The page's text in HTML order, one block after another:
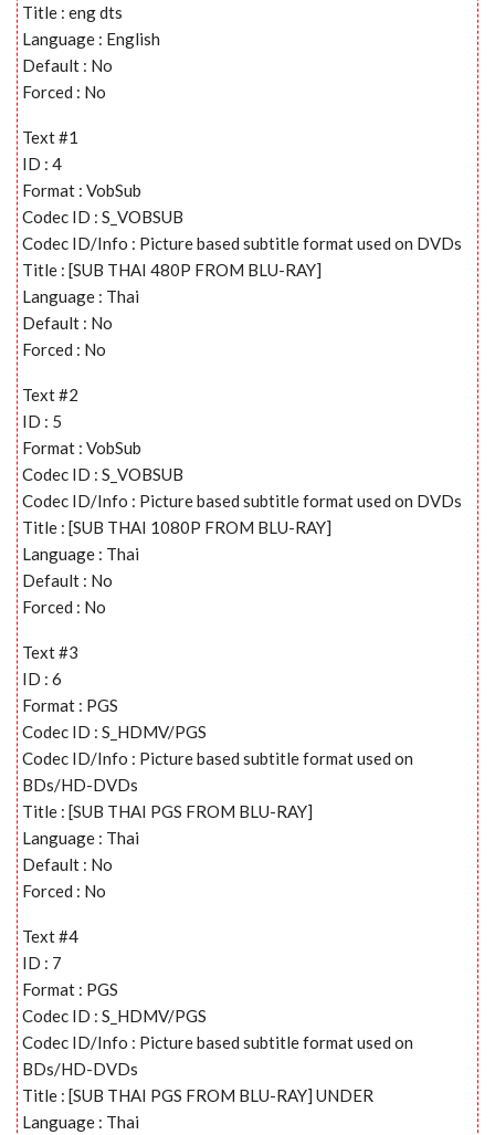
Title : eng dts
Language : English
Default : No
Forced : No
Text #1
ID : 4
Format : VobSub
Codec ID : S_VOBSUB
Codec ID/Info : Picture based subtitle format used on DVDs
Title : [SUB THAI 480P FROM BLU-RAY]
Language : Thai
Default : No
Forced : No
Text #2
ID : 5
Format : VobSub
Codec ID : S_VOBSUB
Codec ID/Info : Picture based subtitle format used on DVDs
Title : [SUB THAI 1080P FROM BLU-RAY]
Language : Thai
Default : No
Forced : No
Text #3
ID : 6
Format : PGS
Codec ID : S_HDMV/PGS
Codec ID/Info : Picture based subtitle format used on
BDs/HD-DVDs
Title : [SUB THAI PGS FROM BLU-RAY]
Language : Thai
Default : No
Forced : No
Text #4
ID : 7
Format : PGS
Codec ID : S_HDMV/PGS
Codec ID/Info : Picture based subtitle format used on
BDs/HD-DVDs
Title : [SUB THAI PGS FROM BLU-RAY] UNDER
Language : Thai